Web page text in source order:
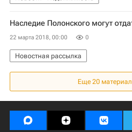
Судьба проекта "Кутузовская миля"
Москва
Программа реновации в
Наследие Полонского могут
22 марта 2018, 00:00 0
Новостная рассылка
Еще 20